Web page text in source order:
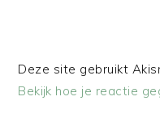
Deze site gebruikt
Bekijk hoe je reactie